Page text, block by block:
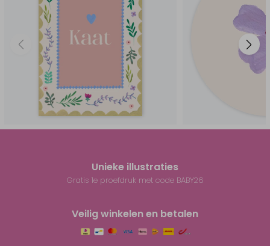
Unieke illustraties
Gratis 1e proefdruk met code BABY26
Veilig winkelen en betalen